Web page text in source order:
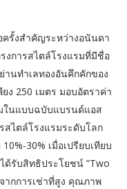
รั้งสำคัญระหว่างอนันดา
การสไตล์โรงแรมที่มีชื่อ
านทำเลทองอันคึกคักของ
ง 250 เมตร มอบอัตราค่า
ในแบบฉบับแบรนด์แอส
สไตล์โรงแรมระดับโลก
30% เมื่อเปรียบเทียบ
ด้รับสิทธิประโยชน์ “Two
ากการเช่าที่สูง คุณภาพ